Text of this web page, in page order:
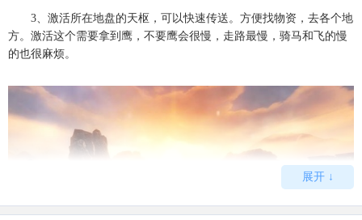
3、激活所在地盘的天枢，可以快速传送。方便找物资，去各个地
方。激活这个需要拿到鹰，不要鹰会很慢，走路最慢，骑马和飞的慢
的也很麻烦。
展开 ↓